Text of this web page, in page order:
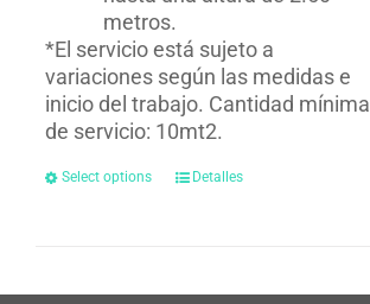
metros.
*El servicio está sujeto a
variaciones según las medidas e
inicio del trabajo. Cantidad mínima
de servicio: 10mt2.
Select options Detalles